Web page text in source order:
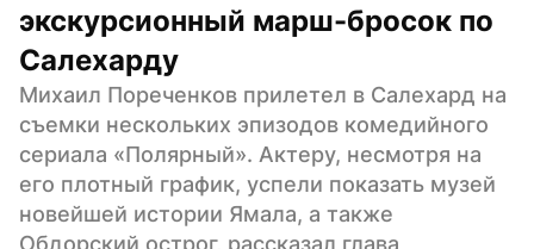
экскурсионный марш-бросок по
Салехарду
Михаил Пореченков прилетел в Салехард на
съемки нескольких эпизодов комедийного
сериала «Полярный». Актеру, несмотря на
его плотный график, успели показать музей
новейшей истории Ямала, а также
Обдорский острог, рассказал глава